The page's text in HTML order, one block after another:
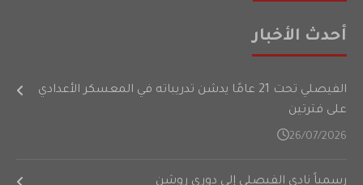
أحدث الأخبار
الفيصلي تحت 21 عامًا يدشن تدريباته في المعسكر الأعدادي
على فترتين
26/07/2026
رسمياً نادي الفيصلي إلى دوري روشن